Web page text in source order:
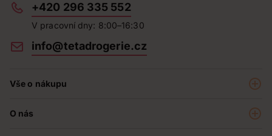
+420 296 335 552
V pracovní dny: 8:00–16:30
info@tetadrogerie.cz
Vše o nákupu
O nás